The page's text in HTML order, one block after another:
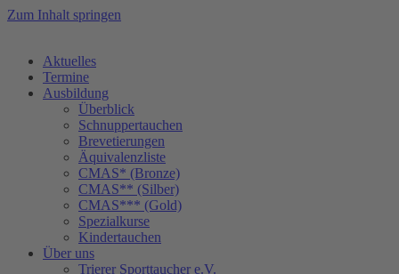
Zum Inhalt springen
Aktuelles
Termine
Ausbildung
Überblick
Schnuppertauchen
Brevetierungen
Äquivalenzliste
CMAS* (Bronze)
CMAS** (Silber)
CMAS*** (Gold)
Spezialkurse
Kindertauchen
Über uns
Trierer Sporttaucher e.V.